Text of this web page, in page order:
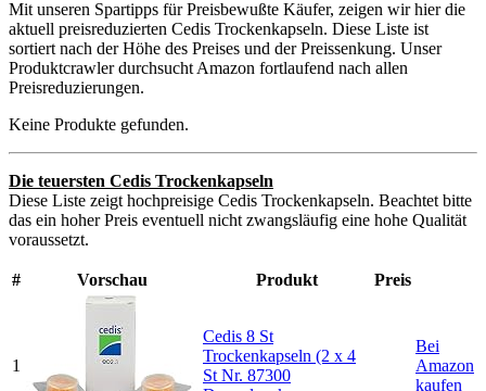
Mit unseren Spartipps für Preisbewußte Käufer, zeigen wir hier die
aktuell preisreduzierten Cedis Trockenkapseln. Diese Liste ist
sortiert nach der Höhe des Preises und der Preissenkung. Unser
Produktcrawler durchsucht Amazon fortlaufend nach allen
Preisreduzierungen.
Keine Produkte gefunden.
Die teuersten Cedis Trockenkapseln
Diese Liste zeigt hochpreisige Cedis Trockenkapseln. Beachtet bitte
das ein hoher Preis eventuell nicht zwangsläufig eine hohe Qualität
voraussetzt.
# Vorschau Produkt Preis
1
Cedis 8 St
Trockenkapseln (2 x 4
St Nr. 87300
Bei
Amazon
kaufen